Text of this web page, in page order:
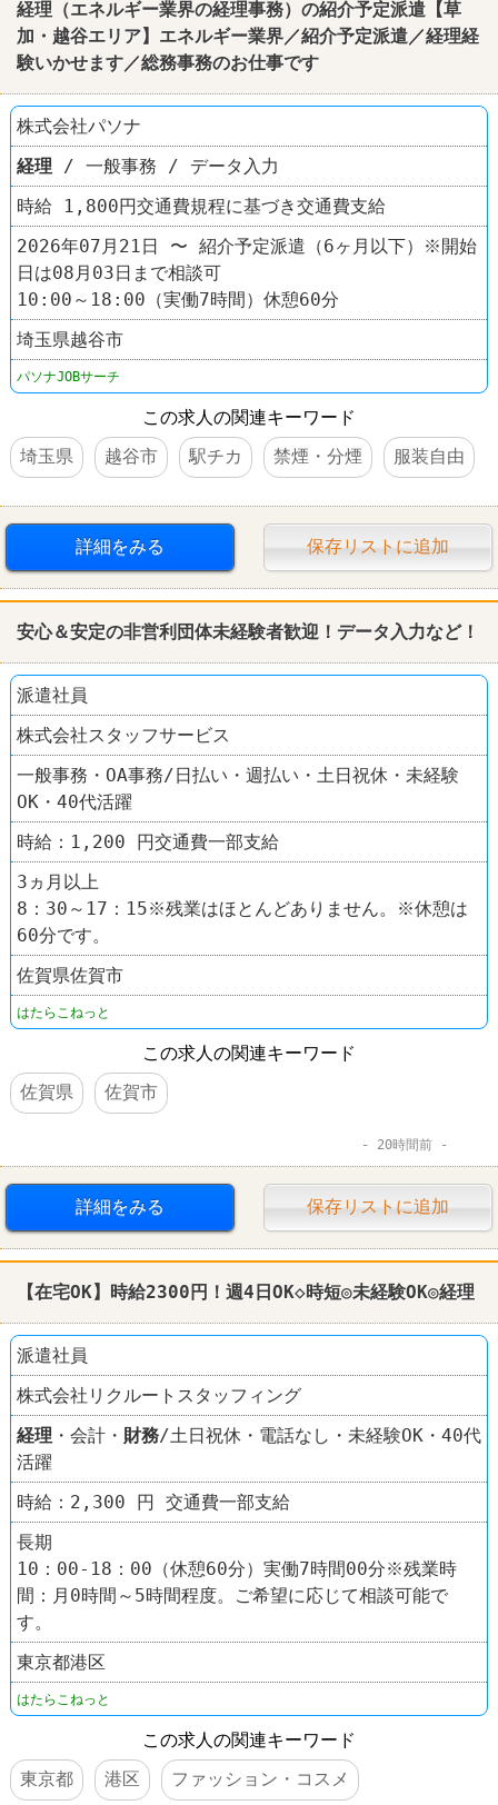
経理 （エネルギー業界の経理事務）の紹介予定派遣【草
加・越谷エリア】エネルギー業界／紹介予定派遣／経理経
験いかせます／総務事務のお仕事です
株式会社パソナ
経理 / 一般事務 / データ入力
時給 1,800円交通費規程に基づき交通費支給
2026年07月21日 〜 紹介予定派遣（6ヶ月以下）※開始
日は08月03日まで相談可
10:00～18:00（実働7時間）休憩60分
埼玉県越谷市
パソナJOBサーチ
この求人の関連キーワード
埼玉県
越谷市 駅チカ 禁煙・分煙 服装自由
詳細をみる 保存リストに追加
安心＆安定の非営利団体未経験者歓迎！データ入力など！
派遣社員
株式会社スタッフサービス
一般事務・OA事務/日払い・週払い・土日祝休・未経験
OK・40代活躍
時給：1,200 円交通費一部支給
3ヵ月以上
8：30～17：15※残業はほとんどありません。※休憩は
60分です。
佐賀県佐賀市
はたらこねっと
この求人の関連キーワード
佐賀県
佐賀市
20時間前
詳細をみる 保存リストに追加
【在宅OK】時給2300円！週4日OK◇時短◎未経験OK◎経理
派遣社員
株式会社リクルートスタッフィング
経理 ・会計・ 財務/土日祝休・電話なし・未経験OK・40代
活躍
時給：2,300 円 交通費一部支給
長期
10：00-18：00（休憩60分）実働7時間00分※残業時
間：月0時間～5時間程度。ご希望に応じて相談可能で
す。
東京都港区
はたらこねっと
この求人の関連キーワード
東京都
港区 ファッション・コスメ